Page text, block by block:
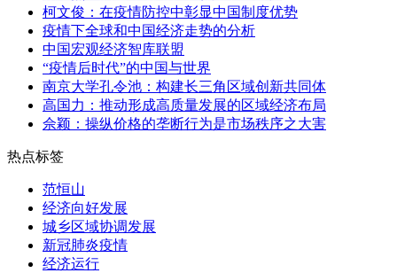
柯文俊：在疫情防控中彰显中国制度优势
疫情下全球和中国经济走势的分析
中国宏观经济智库联盟
“疫情后时代”的中国与世界
南京大学孔令池：构建长三角区域创新共同体
高国力：推动形成高质量发展的区域经济布局
佘颖：操纵价格的垄断行为是市场秩序之大害
热点标签
范恒山
经济向好发展
城乡区域协调发展
新冠肺炎疫情
经济运行